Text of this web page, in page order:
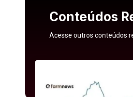
Conteúdos
Acesse outros conteúdos